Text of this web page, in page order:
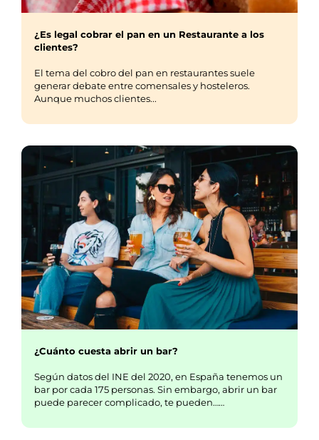
¿Es legal cobrar el pan en un Restaurante a los
clientes?
El tema del cobro del pan en restaurantes suele
generar debate entre comensales y hosteleros.
Aunque muchos clientes...
¿Cuánto cuesta abrir un bar?
Según datos del INE del 2020, en España tenemos un
bar por cada 175 personas. Sin embargo, abrir un bar
puede parecer complicado, te pueden……